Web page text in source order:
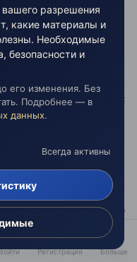
поделился с
в коем случае НЕ
делать НЕ обязаны…
рассказ… и если у вас
почему бы и не
"
И если тебе
Регистрация Больше
разрешения
какие материалы и
Необходимые
безопасности и
его изменения. Без
Подробнее — в
данных.
Всегда активны